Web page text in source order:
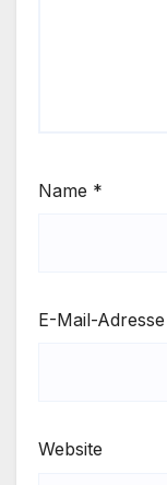
Name *
E-Mail-Adresse
Website